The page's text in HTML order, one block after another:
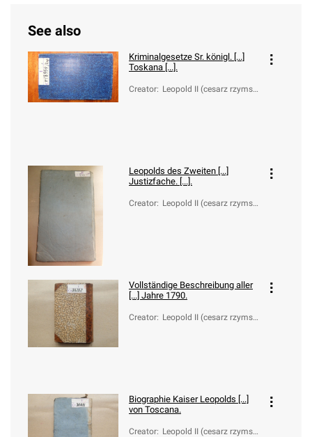
See also
Kriminalgesetze Sr. königl. [...]
Toskana [...].
Creator: Leopold II (cesarz rzymsk
Leopolds des Zweiten [...]
Justizfache. [...].
Creator: Leopold II (cesarz rzymsk
Vollständige Beschreibung aller
[...] Jahre 1790.
Creator: Leopold II (cesarz rzymsk
Biographie Kaiser Leopolds [...]
von Toscana.
Creator: Leopold II (cesarz rzymsk